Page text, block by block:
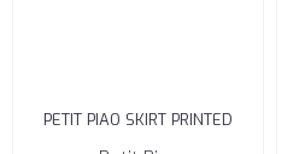
PETIT PIAO SKIRT PRINTED
LADYBUG